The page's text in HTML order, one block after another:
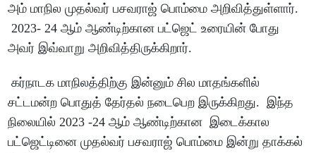
அம் மாநில முதல்வர் பசவராஜ் பொம்மை அறிவித்துள்ளார்.
2023- 24 ஆம் ஆண்டிற்கான பட்ஜெட் உரையின் போது
அவர் இவ்வாறு அறிவித்திருக்கிறார்.
கர்நாடக மாநிலத்திற்கு இன்னும் சில மாதங்களில்
சட்டமன்ற பொதுத் தேர்தல் நடைபெற இருக்கிறது. இந்த
நிலையில் 2023 -24 ஆம் ஆண்டிற்கான இடைக்கால
பட்ஜெட்டினை முதல்வர் பசவராஜ் பொம்மை இன்று தாக்கல்